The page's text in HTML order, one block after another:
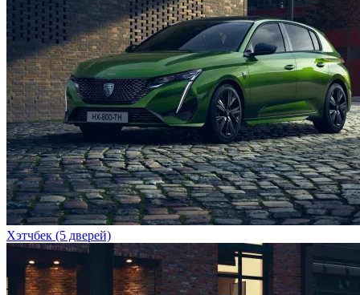
Хэтчбек (5 дверей)